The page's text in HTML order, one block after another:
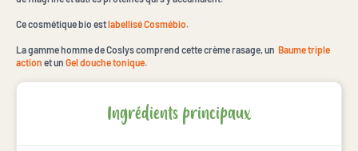
Ce cosmétique bio estlabellisé Cosmébio
La gamme homme de Coslys comprend cette crème rasage, un Baume triple
action et un Gel douche tonique
Ingrédients principaux